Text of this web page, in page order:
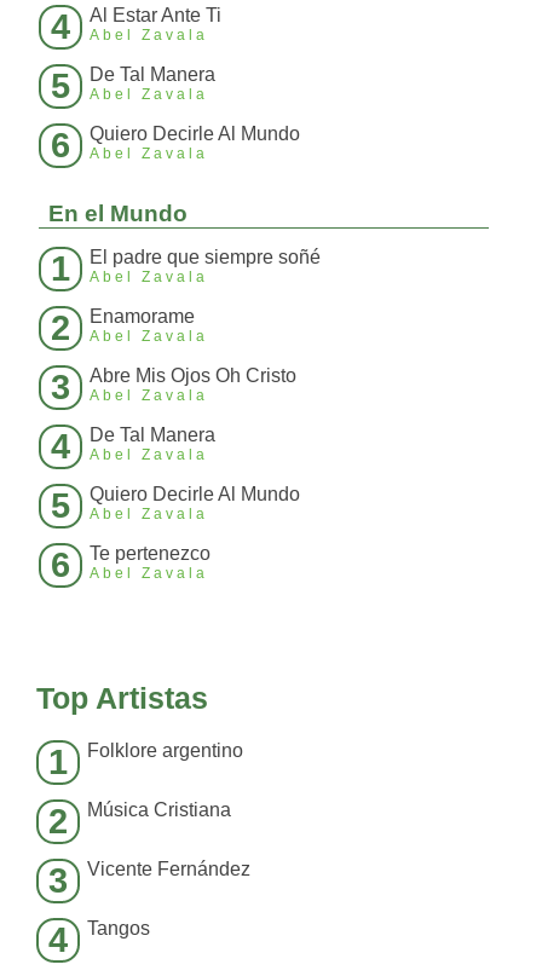
4 Al Estar Ante Ti
Abel Zavala
5 De Tal Manera
Abel Zavala
6 Quiero Decirle Al Mundo
Abel Zavala
En el Mundo
1 El padre que siempre soñé
Abel Zavala
2 Enamorame
Abel Zavala
3 Abre Mis Ojos Oh Cristo
Abel Zavala
4 De Tal Manera
Abel Zavala
5 Quiero Decirle Al Mundo
Abel Zavala
6 Te pertenezco
Abel Zavala
Top Artistas
1 Folklore argentino
2 Música Cristiana
3 Vicente Fernández
4 Tangos